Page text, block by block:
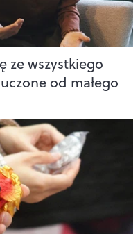
ze wszystkiego
od małego